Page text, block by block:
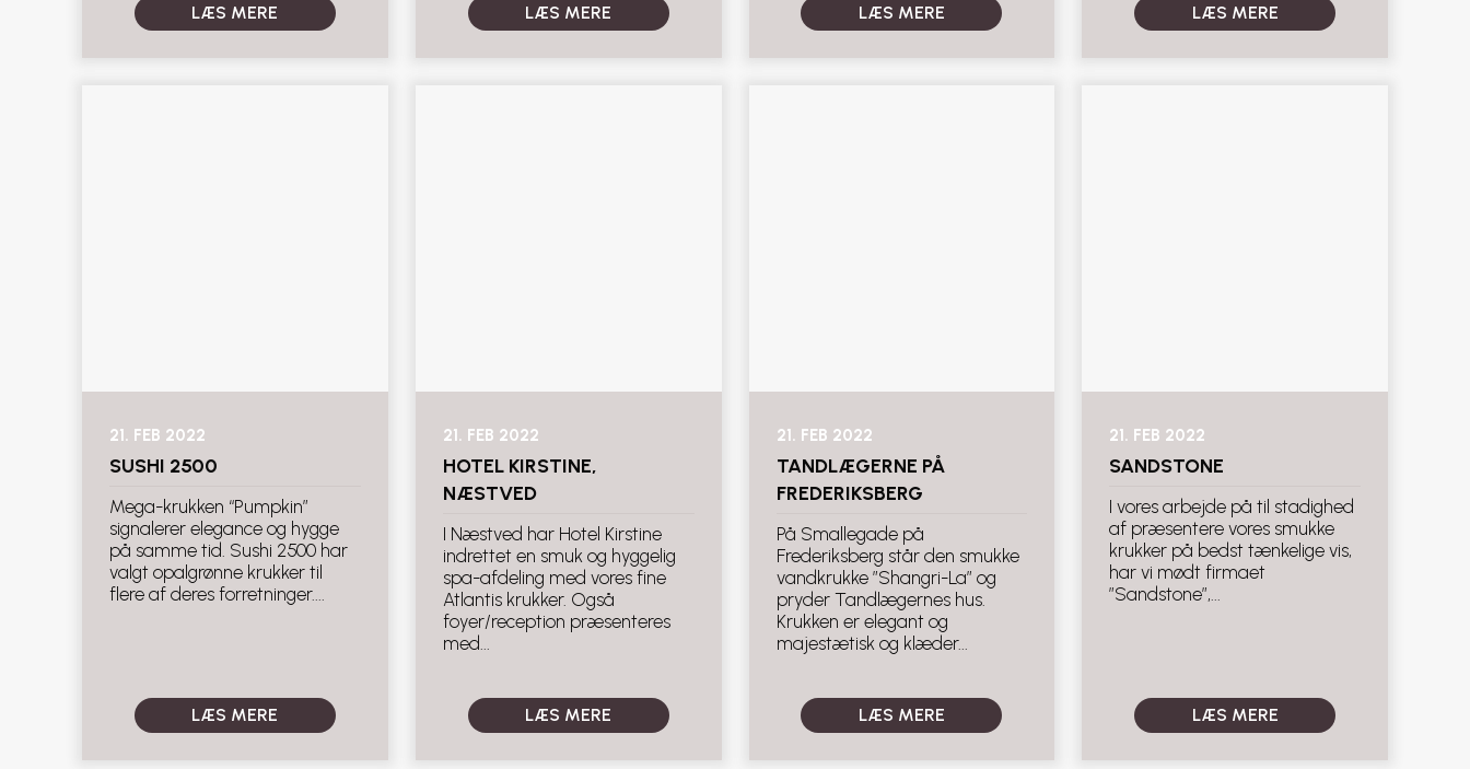
LÆS MERE LÆS MERE LÆS MERE LÆS MERE
21. FEB 2022
SUSHI 2500
Mega-krukken “Pumpkin”
signalerer elegance og hygge
på samme tid. Sushi 2500 har
valgt opalgrønne krukker til
flere af deres forretninger....
LÆS MERE
21. FEB 2022
HOTEL KIRSTINE,
NÆSTVED
I Næstved har Hotel Kirstine
indrettet en smuk og hyggelig
spa-afdeling med vores fine
Atlantis krukker. Også
foyer/reception præsenteres
med...
LÆS MERE
21. FEB 2022
TANDLÆGERNE PÅ
FREDERIKSBERG
På Smallegade på
Frederiksberg står den smukke
vandkrukke ”Shangri-La” og
pryder Tandlægernes hus.
Krukken er elegant og
majestætisk og klæder...
LÆS MERE
21. FEB 2022
SANDSTONE
I vores arbejde på til stadighed
af præsentere vores smukke
krukker på bedst tænkelige vis,
har vi mødt firmaet
”Sandstone”,...
LÆS MERE